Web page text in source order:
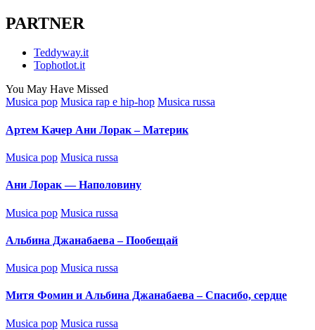
PARTNER
Teddyway.it
Tophotlot.it
You May Have Missed
Posted
Musica pop Musica rap e hip-hop Musica russa
Артем Качер Ани Лорак – Материк
Posted
Musica pop Musica russa
Ани Лорак — Наполовину
Posted
Musica pop Musica russa
Альбина Джанабаева – Пообещай
Posted
Musica pop Musica russa
Митя Фомин и Альбина Джанабаева – Спасибо, сердце
Posted
Musica pop Musica russa